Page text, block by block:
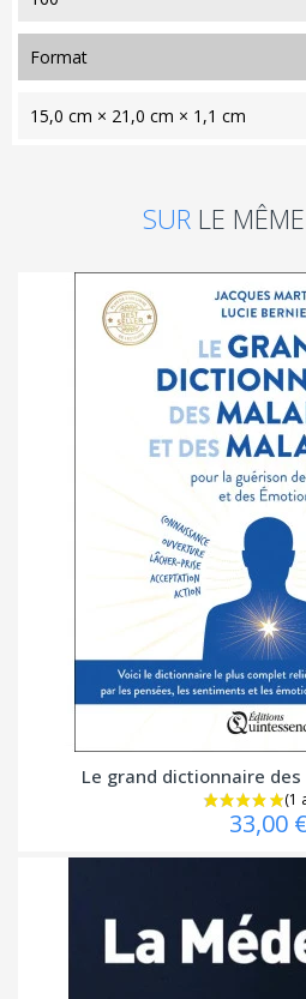
format
15,0 cm × 21,0 cm × 1,1 cm
SUR LE
Le grand dictionnaire
33,00 €